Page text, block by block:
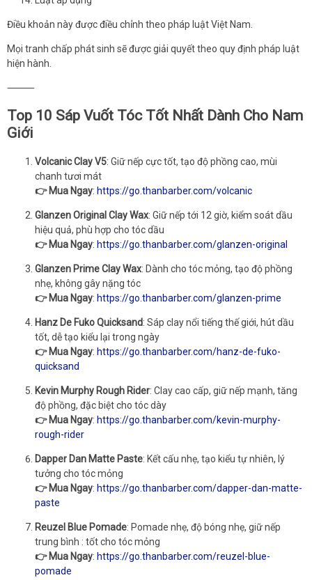
Điều khoản này được điều chỉnh theo pháp luật Việt Nam.
Mọi tranh chấp phát sinh sẽ được giải quyết theo quy định pháp luật
hiện hành.
⸻
Top 10 Sáp Vuốt Tóc Tốt Nhất Dành Cho Nam
Giới
Volcanic Clay V5: Giữ nếp cực tốt, tạo độ phồng cao, mùi
chanh tươi mát
👉 Mua Ngay: https://go.thanbarber.com/volcanic
Glanzen Original Clay Wax: Giữ nếp tới 12 giờ, kiểm soát dầu
hiệu quả, phù hợp cho tóc dầu
👉 Mua Ngay: https://go.thanbarber.com/glanzen-original
Glanzen Prime Clay Wax: Dành cho tóc mỏng, tạo độ phồng
nhẹ, không gây nặng tóc
👉 Mua Ngay: https://go.thanbarber.com/glanzen-prime
Hanz De Fuko Quicksand: Sáp clay nổi tiếng thế giới, hút dầu
tốt, dễ tạo kiểu lại trong ngày
👉 Mua Ngay: https://go.thanbarber.com/hanz-de-fuko-
quicksand
Kevin Murphy Rough Rider: Clay cao cấp, giữ nếp mạnh, tăng
độ phồng, đặc biệt cho tóc dày
👉 Mua Ngay: https://go.thanbarber.com/kevin-murphy-
rough-rider
Dapper Dan Matte Paste: Kết cấu nhẹ, tạo kiểu tự nhiên, lý
tưởng cho tóc mỏng
👉 Mua Ngay: https://go.thanbarber.com/dapper-dan-matte-
paste
Reuzel Blue Pomade: Pomade nhẹ, độ bóng nhẹ, giữ nếp
trung bình : tốt cho tóc mỏng
👉 Mua Ngay: https://go.thanbarber.com/reuzel-blue-
pomade